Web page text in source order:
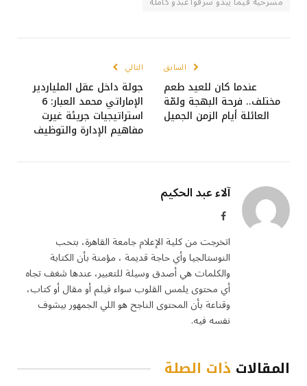
السابق
عندما كان للعيد طعم
مختلف.. فرحة البهجة ولمّة
العائلة أيام الزمن الجميل
التالي
جولة داخل عقل الملياردير
الإماراتي محمد العبار: 6
استراتيجيات جريئة غيرت
مفاهيم الإدارة والتوظيف
آلاء عبد الحكيم
فيسبوك
اتخرجت من كلية الإعلام جامعة القاهرة، بتحب
النوستالجيا وأي حاجة قديمة ، مؤمنة بأن الكتابة
والكلمات هي أصدق وسيلة للتعبير، عندها شغف تجاه
أي محتوى يلمس القلوب سواء فيلم أو مقال أو كتاب،
وقناعة بأن المحتوى الناجح هو اللي الجمهور بيشوف
نفسه فيه.
المقالات ذات الصلة